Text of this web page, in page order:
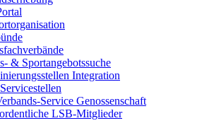
& Sportangebotssuche
Integration
Service Genossenschaft
LSB-Mitglieder